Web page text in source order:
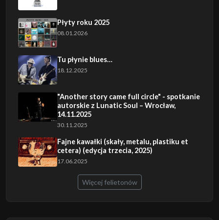
Płyty roku 2025
08.01.2026
Tu płynie blues…
18.12.2025
"Another story came full circle" - spotkanie
autorskie z Lunatic Soul – Wrocław,
14.11.2025
30.11.2025
Fajne kawałki (skały, metalu, plastiku et
cetera) (edycja trzecia, 2025)
17.06.2025
Więcej felietonów